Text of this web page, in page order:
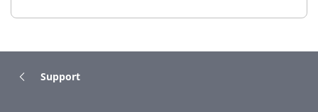
Support